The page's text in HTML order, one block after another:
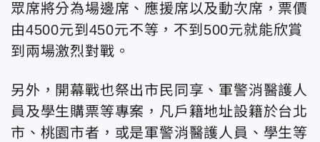
眾席將分為場邊席、應援席以及動次席，票價
由4500元到450元不等，不到500元就能欣賞
到兩場激烈對戰。
另外，開幕戰也祭出市民同享、軍警消醫護人
員及學生購票等專案，凡戶籍地址設籍於台北
市、桃園市者，或是軍警消醫護人員、學生等